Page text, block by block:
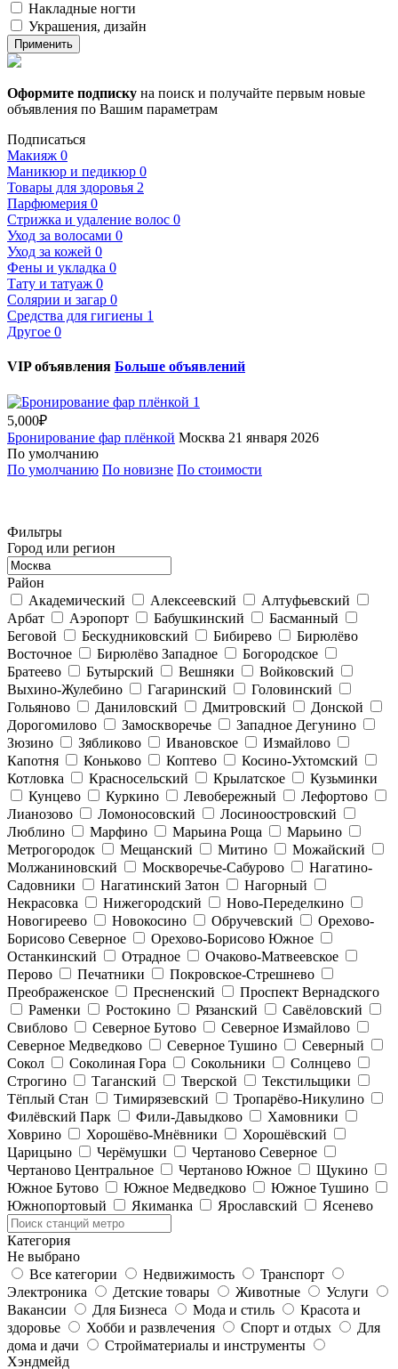
Накладные ногти
Украшения, дизайн
Применить
Оформите подписку на поиск и получайте первым новые
объявления по Вашим параметрам
Подписаться
Макияж 0
Маникюр и педикюр 0
Товары для здоровья 2
Парфюмерия 0
Стрижка и удаление волос 0
Уход за волосами 0
Уход за кожей 0
Фены и укладка 0
Тату и татуаж 0
Солярии и загар 0
Средства для гигиены 1
Другое 0
VIP объявления Больше объявлений
1
5,000₽
Бронирование фар плёнкой Москва 21 января 2026
По умолчанию
По умолчанию По новизне По стоимости
Фильтры
Город или регион
Район
Академический
Алексеевский
Алтуфьевский
Арбат
Аэропорт Бабушкинский
Басманный
Беговой
Бескудниковский Бибирево
Бирюлёво
Восточное
Бирюлёво Западное
Богородское
Братеево
Бутырский Вешняки
Войковский
Выхино-Жулебино
Гагаринский
Головинский
Гольяново
Даниловский Дмитровский
Донской
Дорогомилово
Замоскворечье
Западное Дегунино
Зюзино
Зябликово Ивановское
Измайлово
Капотня
Коньково Коптево
Косино-Ухтомский
Котловка
Красносельский Крылатское
Кузьминки
Кунцево
Куркино Левобережный
Лефортово
Лианозово
Ломоносовский
Лосиноостровский
Люблино
Марфино Марьина Роща
Марьино
Метрогородок
Мещанский Митино
Можайский
Молжаниновский
Москворечье-Сабурово
Нагатино-
Садовники
Нагатинский Затон
Нагорный
Некрасовка
Нижегородский
Ново-Переделкино
Новогиреево
Новокосино Обручевский
Орехово-
Борисово Северное
Орехово-Борисово Южное
Останкинский
Отрадное
Очаково-Матвеевское
Перово
Печатники
Покровское-Стрешнево
Преображенское
Пресненский
Проспект Вернадского
Раменки
Ростокино Рязанский
Савёловский
Свиблово
Северное Бутово
Северное Измайлово
Северное Медведково
Северное Тушино
Северный
Сокол
Соколиная Гора Сокольники
Солнцево
Строгино
Таганский Тверской
Текстильщики
Тёплый Стан
Тимирязевский
Тропарёво-Никулино
Филёвский Парк
Фили-Давыдково
Хамовники
Ховрино
Хорошёво-Мнёвники
Хорошёвский
Царицыно
Черёмушки
Чертаново Северное
Чертаново Центральное
Чертаново Южное
Щукино
Южное Бутово
Южное Медведково
Южное Тушино
Южнопортовый
Якиманка Ярославский Ясенево
Категория
Не выбрано
Все категории
Недвижимость
Транспорт
Электроника
Детские товары Животные
Услуги
Вакансии
Для Бизнеса Мода и стиль
Красота и
здоровье
Хобби и развлечения Спорт и отдых
Для
дома и дачи
Стройматериалы и инструменты
Хэндмейд